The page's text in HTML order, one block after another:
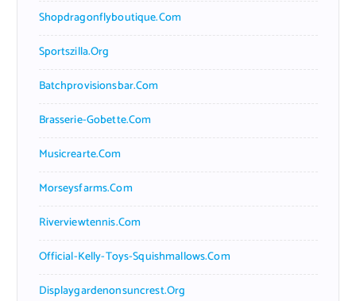
Shopdragonflyboutique.com
Sportszilla.org
Batchprovisionsbar.com
Brasserie-Gobette.com
Musicrearte.com
Morseysfarms.com
Riverviewtennis.com
Official-Kelly-Toys-Squishmallows.com
Displaygardenonsuncrest.org